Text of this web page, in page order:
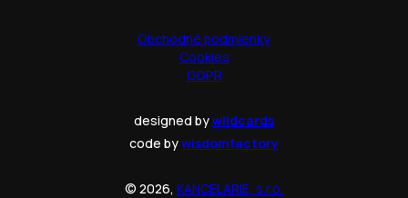
Obchodné podmienky
Cookies
GDPR
designed bywildcards
code bywisdomfactory
© 2026, KANCELARIE, s.r.o.